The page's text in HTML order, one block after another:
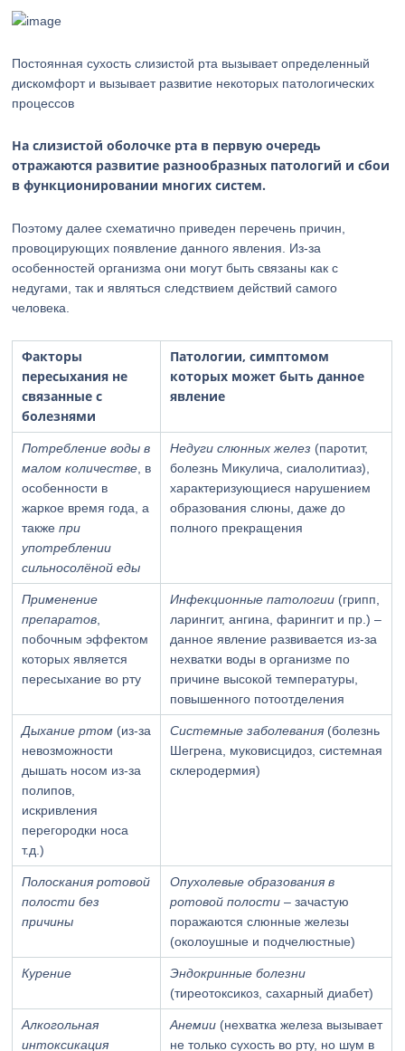
Постоянная сухость слизистой рта вызывает определенный
дискомфорт и вызывает развитие некоторых патологических
процессов
На слизистой оболочке рта в первую очередь
отражаются развитие разнообразных патологий и сбои
в функционировании многих систем.
Поэтому далее схематично приведен перечень причин,
провоцирующих появление данного явления. Из-за
особенностей организма они могут быть связаны как с
недугами, так и являться следствием действий самого
человека.
Факторы
пересыхания не
связанные с
болезнями
Патологии, симптомом
которых может быть данное
явление
Потребление воды в
малом количестве , в
особенности в
жаркое время года, а
такжепри
употреблении
сильносолёной еды
Недуги слюнных желез (паротит,
болезнь Микулича, сиалолитиаз),
характеризующиеся нарушением
образования слюны, даже до
полного прекращения
Применение
препаратов
побочным эффектом
которых является
пересыхание во рту
Инфекционные патологии (грипп,
ларингит, ангина, фарингит и пр.) –
данное явление развивается из-за
нехватки воды в организме по
причине высокой температуры,
повышенного потоотделения
Дыхание ртом (из-за
невозможности
дышать носом из-за
полипов,
искривления
перегородки носа
т.д.)
Системные заболевания (болезнь
Шегрена, муковисцидоз, системная
склеродермия)
Полоскания ротовой
полости без
причины
Опухолевые образования в
ротовой полости – зачастую
поражаются слюнные железы
(околоушные и подчелюстные)
Курение
Эндокринные болезни
(тиреотоксикоз, сахарный диабет)
Алкогольная
интоксикация
Анемии (нехватка железа вызывает
не только сухость во рту, но шум в